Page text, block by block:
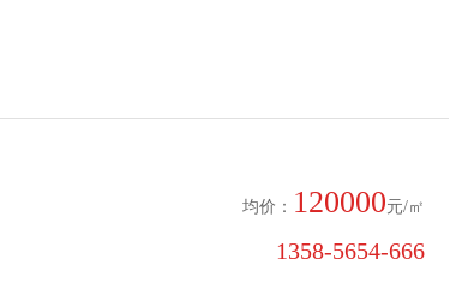
均价： 120000元/㎡
1358-5654-666‬